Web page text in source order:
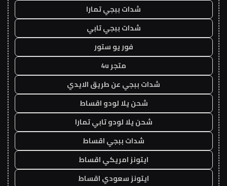
شدات ببجي تمارا
شدات ببجي تابي
فور يو ستور
متجر 4u
شدات ببجي عن طريق الايدي
شحن يلا لودو اقساط
شحن يلا لودو تابي تمارا
شدات ببجي اقساط
ايتونز امريكي اقساط
ايتونز سعودي اقساط